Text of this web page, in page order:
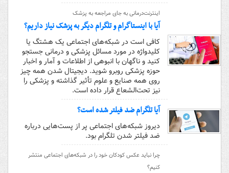
اینترنت‌درمانی به جای مراجعه به پزشک
آیا با اینستاگرام و تلگرام دیگر به پزشک نیاز داریم؟
کافی است در شبکه‌های اجتماعی یک هشتگ یا
کلیدواژه در مورد مسائل پزشکی و درمانی جستجو
کنید و ناگهان با انبوهی از اطلاعات و آمار و اخبار
حوزه پزشکی روبرو شوید. دیجیتال شدن همه چیز
روی همه صنایع و علوم تأثیر گذاشته و پزشکی را
نیز تحت‌الشعاع قرار داده است.
آیا تلگرام ضد فیلتر شده است؟
دیروز شبکه‌های اجتماعی پر از پست‌هایی درباره
ضد فیلتر شدن تلگرام بود.
چرا نباید عکس کودکان خود را در شبکه‌های اجتماعی منتشر
کنیم؟